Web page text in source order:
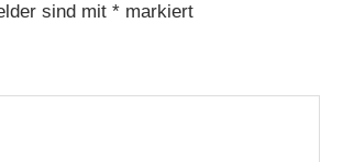
sind mit* markiert